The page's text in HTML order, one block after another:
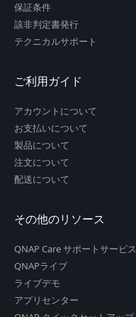
保証条件
該非判定書発行
テクニカルサポート
ご利用ガイド
アカウントについて
お支払いについて
製品について
注文について
配送について
その他のリソース
QNAP Care サポートサービス
QNAPライブ
ライブデモ
アプリセンター